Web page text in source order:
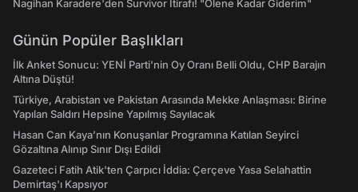
Nagihan Karadere'den Survivor İtirafı! "Ölene Kadar Giderim"
Günün Popüler Başlıkları
İlk Anket Sonucu: YENİ Parti'nin Oy Oranı Belli Oldu, CHP Barajın
Altına Düştü!
Türkiye, Arabistan ve Pakistan Arasında Mekke Anlaşması: Birine
Yapılan Saldırı Hepsine Yapılmış Sayılacak
Hasan Can Kaya’nın Konuşanlar Programına Katılan Seyirci
Gözaltına Alınıp Sınır Dışı Edildi
Gazeteci Fatih Atik'ten Çarpıcı İddia: Çerçeve Yasa Selahattin
Demirtaş'ı Kapsıyor